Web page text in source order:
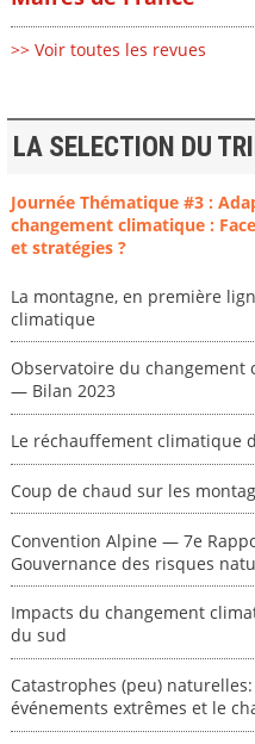
>> Voir toutes les revues
LA SELECTION DU
Journée Thématique #3 :
changement climatique :
et stratégies ?
La montagne, en première
climatique
Observatoire du
— Bilan 2023
Le réchauffement climatique
Coup de chaud sur les
Convention Alpine — 7e
Gouvernance des risques
Impacts du changement
du sud
Catastrophes (peu)
événements extrêmes et le